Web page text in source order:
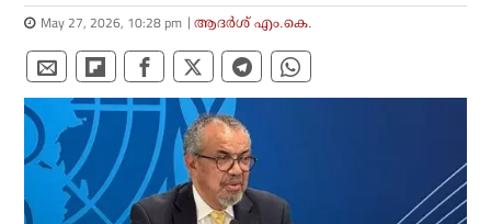
May 27, 2026, 10:28 pm ആദർശ് എം.കെ.